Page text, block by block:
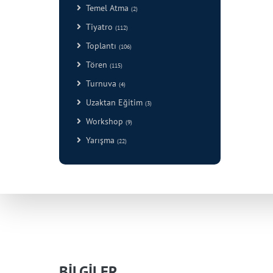
Temel Atma (2)
Tiyatro (112)
Toplantı (106)
Tören (115)
Turnuva (4)
Uzaktan Eğitim (3)
Workshop (9)
Yarışma (22)